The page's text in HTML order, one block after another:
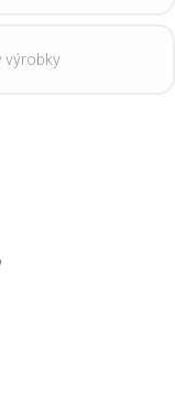
výrobky